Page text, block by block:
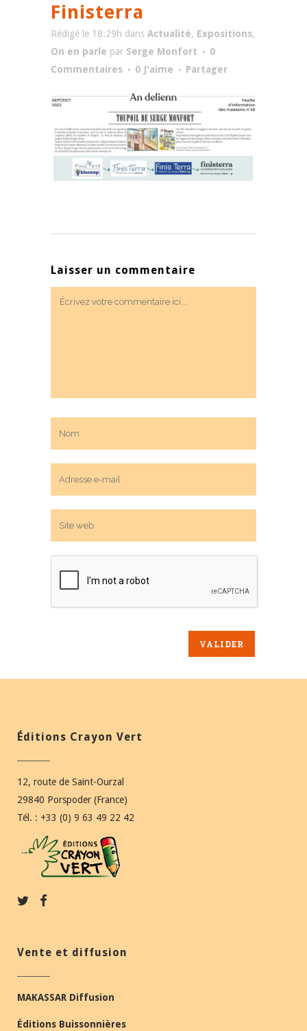
Finisterra
Rédigé le 18:29h dans Actualité, Expositions,
On en parle par Serge Monfort
0
Commentaires
0 J'aime Partager
Laisser un commentaire
Éditions Crayon Vert
12, route de Saint-Ourzal
29840 Porspoder (France)
Tél. : +33 (0) 9 63 49 22 42
Vente et diffusion
MAKASSAR Diffusion
Éditions Buissonnières